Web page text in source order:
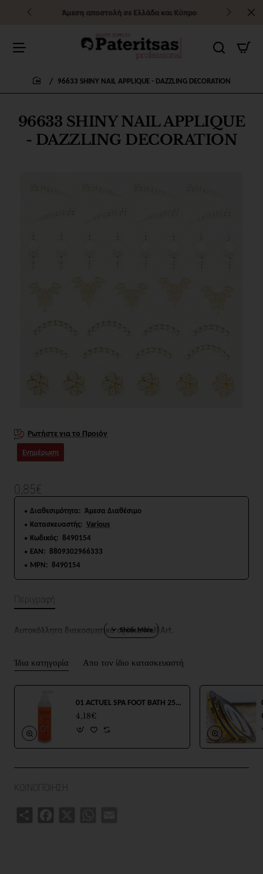
Άμεση αποστολή σε Ελλάδα και Κύπρο
96633 SHINY NAIL APPLIQUE
- DAZZLING DECORATION
96633 SHINY NAIL APPLIQUE - DAZZLING DECORATION
Ρωτήστε για το Προιόν
Ενημέρωση
0,85€
Διαθεσιμότητα: Άμεσα Διαθέσιμο
Κατασκευαστής: Various
Κωδικός: 8490154
EAN: 8809302966333
MPN: 8490154
Περιγραφή
Αυτοκόλλητα διακοσμητικά σχέδια Nail Art.
Ίδια κατηγορία Απο τον ίδιο κατασκευαστή
01 ACTUEL SPA FOOT BATH 250ml
4,18€
ΚΟΙΝΟΠΟΙΗΣΗ